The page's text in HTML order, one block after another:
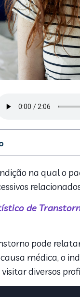
sintomas somáticos
na qual o
de
pode
médica, o
diversos